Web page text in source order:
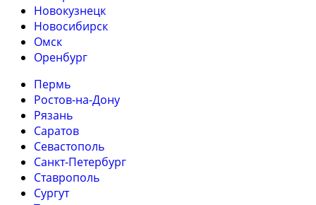
Новокузнецк
Новосибирск
Омск
Оренбург
Пермь
Ростов-на-Дону
Рязань
Саратов
Севастополь
Санкт-Петербург
Ставрополь
Сургут